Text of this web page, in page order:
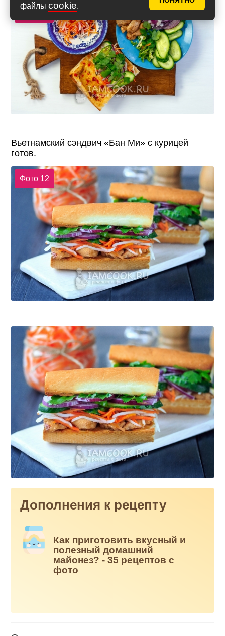
файлы cookie.
Фото 11
Вьетнамский сэндвич «Бан Ми» с курицей
готов.
Фото 12
Дополнения к рецепту
Как приготовить вкусный и
полезный домашний
майонез? - 35 рецептов с
фото